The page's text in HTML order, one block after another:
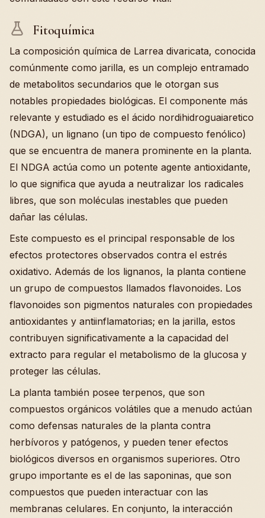
Fitoquímica
La composición química de Larrea divaricata, conocida
comúnmente como jarilla, es un complejo entramado
de metabolitos secundarios que le otorgan sus
notables propiedades biológicas. El componente más
relevante y estudiado es el ácido nordihidroguaiaretico
(NDGA), un lignano (un tipo de compuesto fenólico)
que se encuentra de manera prominente en la planta.
El NDGA actúa como un potente agente antioxidante,
lo que significa que ayuda a neutralizar los radicales
libres, que son moléculas inestables que pueden
dañar las células.
Este compuesto es el principal responsable de los
efectos protectores observados contra el estrés
oxidativo. Además de los lignanos, la planta contiene
un grupo de compuestos llamados flavonoides. Los
flavonoides son pigmentos naturales con propiedades
antioxidantes y antiinflamatorias; en la jarilla, estos
contribuyen significativamente a la capacidad del
extracto para regular el metabolismo de la glucosa y
proteger las células.
La planta también posee terpenos, que son
compuestos orgánicos volátiles que a menudo actúan
como defensas naturales de la planta contra
herbívoros y patógenos, y pueden tener efectos
biológicos diversos en organismos superiores. Otro
grupo importante es el de las saponinas, que son
compuestos que pueden interactuar con las
membranas celulares. En conjunto, la interacción